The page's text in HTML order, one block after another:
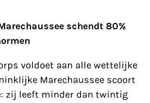
schendt 80%
voldoet aan alle wettelijke
Marechaussee scoort
zij leeft minder dan twintig